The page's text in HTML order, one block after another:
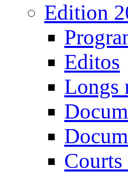
Edition
Editos
Longs
Courts